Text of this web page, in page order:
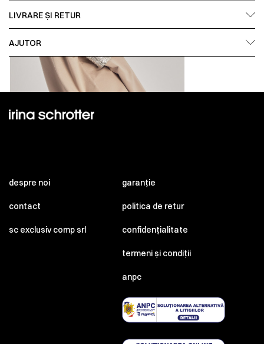
LIVRARE ȘI RETUR
AJUTOR
despre noi
contact
sc exclusiv comp srl
garanție
politica de retur
confidențialitate
termeni și condiții
anpc